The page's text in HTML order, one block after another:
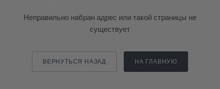
Неправильно набран адрес или такой страницы не
существует
ВЕРНУТЬСЯ НАЗАД НА ГЛАВНУЮ